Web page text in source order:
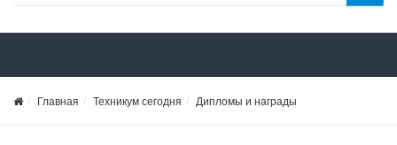
Главная Техникум сегодня Дипломы и награды